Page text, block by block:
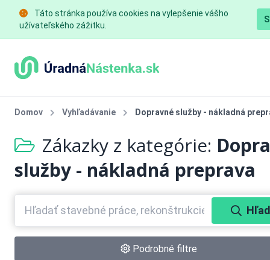
Táto stránka používa cookies na vylepšenie vášho
užívateľského zážitku.
Domov Vyhľadávanie Dopravné služby - nákladná
Zákazky z kategórie:
služby - nákladná preprava
Podrobné filtre